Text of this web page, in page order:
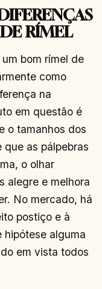
RÍMEL
bom rímel de
como
na
em questão é
o tamanhos dos
que as pálpebras
o olhar
alegre e melhora
No mercado, há
postiço e à
hipótese alguma
em vista todos